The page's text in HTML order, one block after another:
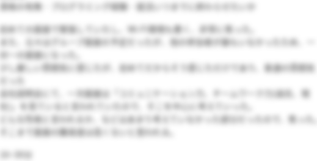
資格の有無・プログラミング経験・就活いつまでに終わらせたいか
初めての面接で緊張していたし、Wi-Fi環境も悪く、非常に焦った。
また、元々はグループ面接の予定だったが、他の参加者が誰もいなかったため、一
対一の面接になった。
少し厳しい雰囲気に感じたが、初めてだからそう感じただけであり、普通の雰囲気
会社説明会にて、一次面接は「コミュニケーション力、チームワーク力(過去、現
在)」を見ていると言われていたので、そこを中心に考えていった。
どんな性格と言われるか、などはあまり考えていなかった部分だったので、焦った。
そこまで面接の難易度は高くないと思われる。
16~30分